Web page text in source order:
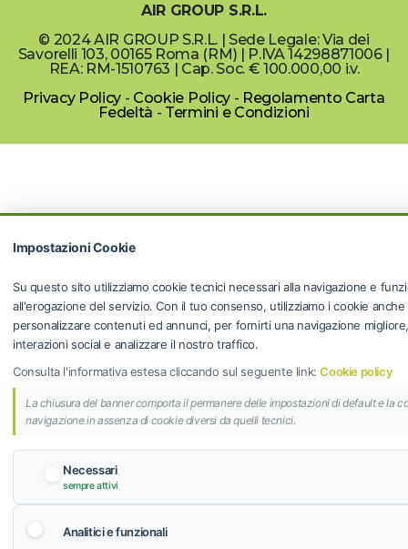
AIR GROUP S.R.L.
© 2024 AIR GROUP S.R.L. | Sede Legale: Via dei
Savorelli 103, 00165 Roma (RM) | P.IVA 14298871006 |
REA: RM-1510763 | Cap. Soc. € 100.000,00 i.v.
Privacy Policy - Cookie Policy- Regolamento Carta
Fedeltà - Termini e Condizioni
Impostazioni Cookie
Su questo sito utilizziamo cookie tecnici necessari alla navigazione e
all'erogazione del servizio. Con il tuo consenso, utilizziamo i cookie
personalizzare contenuti ed annunci, per fornirti una navigazione
interazioni social e analizzare il nostro traffico.
Consulta l'informativa estesa cliccando sul seguente link:Cookie policy
La chiusura del banner comporta il permanere delle impostazioni di default e la
navigazione in assenza di cookie diversi da quelli tecnici.
Necessari
sempre attivi
Analitici e funzionali